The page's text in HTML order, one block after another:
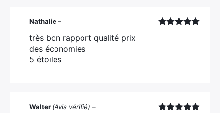
Nathalie–
très bon rapport qualité prix
des économies
5 étoiles
Walter(Avis vérifié) –